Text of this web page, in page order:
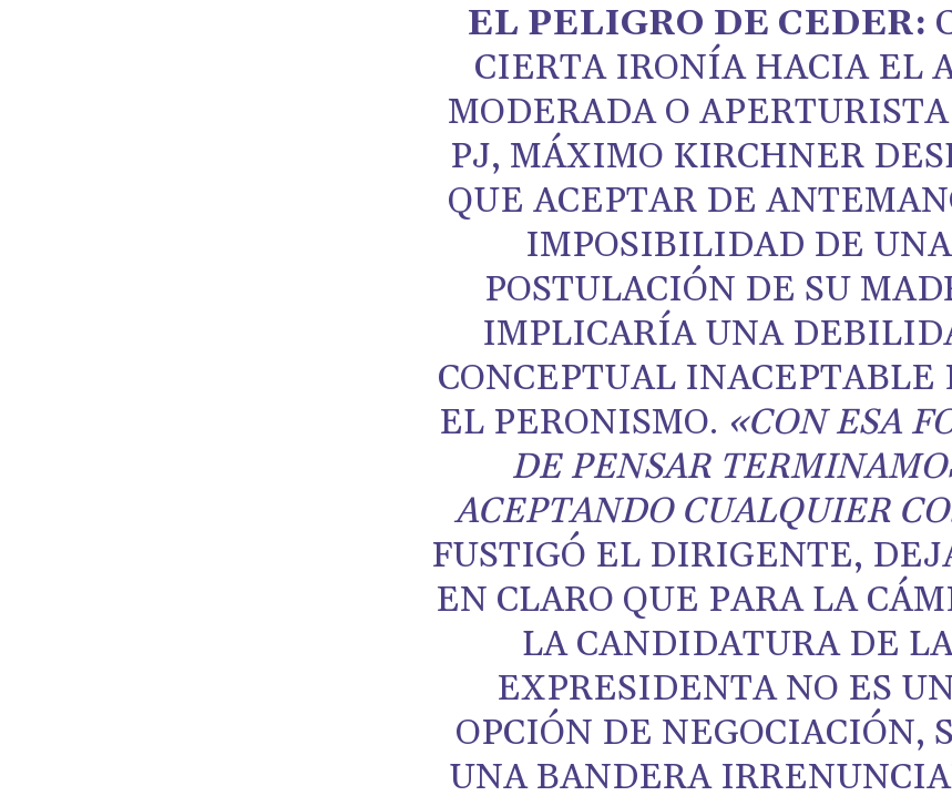
EL PELIGRO DE CEDER:
CIERTA IRONÍA HACIA EL
MODERADA O
PJ, MÁXIMO KIRCHNER
QUE ACEPTAR DE
IMPOSIBILIDAD DE UNA
POSTULACIÓN DE SU
IMPLICARÍA UNA
CONCEPTUAL INACEPTABLE
EL PERONISMO. «CON ESA
DE PENSAR
ACEPTANDO CUALQUIER
FUSTIGÓ EL DIRIGENTE,
EN CLARO QUE PARA LA
LA CANDIDATURA DE
EXPRESIDENTA NO ES
OPCIÓN DE NEGOCIACIÓN,
UNA BANDERA